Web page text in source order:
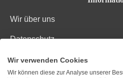
Wir über uns
Datenschutz
Impressum und AGB
Wir verwenden Cookies
Wir können diese zur Analyse unserer